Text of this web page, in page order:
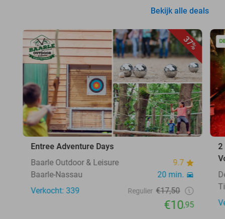
Bekijk alle deals
37%
Entree Adventure Days
Baarle Outdoor & Leisure
9.7
Baarle-Nassau
20 min.
Verkocht: 339
Regulier €17,50
€10,95
2